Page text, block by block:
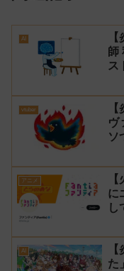
AI
師
ス
vtuber
ヴ
ソ
レ
アニメ
に
AI
た